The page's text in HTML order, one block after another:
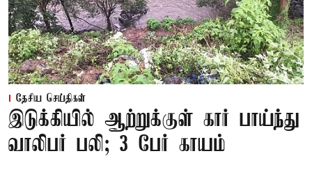
தேசிய செய்திகள்
இடுக்கியில் ஆற்றுக்குள் கார் பாய்ந்து
வாலிபர் பலி; 3 பேர் காயம்